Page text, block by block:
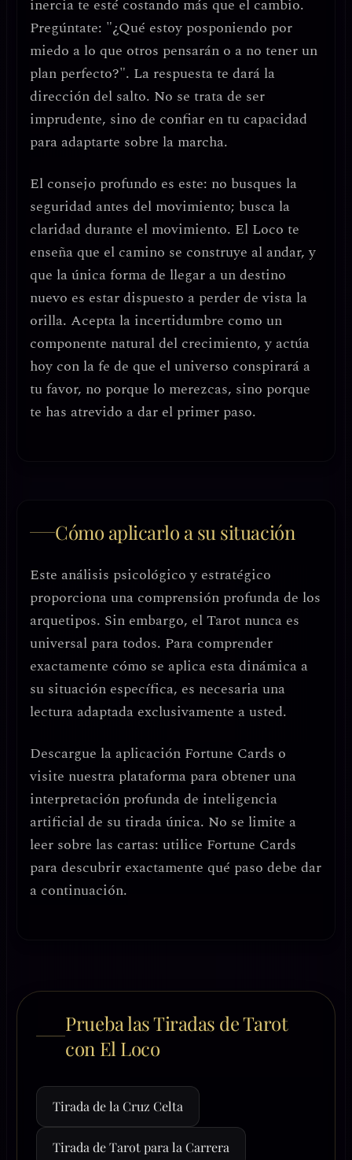
inercia te esté costando más que el cambio.
Pregúntate: "¿Qué estoy posponiendo por
miedo a lo que otros pensarán o a no tener un
plan perfecto?". La respuesta te dará la
dirección del salto. No se trata de ser
imprudente, sino de confiar en tu capacidad
para adaptarte sobre la marcha.
El consejo profundo es este: no busques la
seguridad antes del movimiento; busca la
claridad durante el movimiento. El Loco te
enseña que el camino se construye al andar, y
que la única forma de llegar a un destino
nuevo es estar dispuesto a perder de vista la
orilla. Acepta la incertidumbre como un
componente natural del crecimiento, y actúa
hoy con la fe de que el universo conspirará a
tu favor, no porque lo merezcas, sino porque
te has atrevido a dar el primer paso.
Cómo aplicarlo a su situación
Este análisis psicológico y estratégico
proporciona una comprensión profunda de los
arquetipos. Sin embargo, el Tarot nunca es
universal para todos. Para comprender
exactamente cómo se aplica esta dinámica a
su situación específica, es necesaria una
lectura adaptada exclusivamente a usted.
Descargue la aplicación Fortune Cards o
visite nuestra plataforma para obtener una
interpretación profunda de inteligencia
artificial de su tirada única. No se limite a
leer sobre las cartas: utilice Fortune Cards
para descubrir exactamente qué paso debe dar
a continuación.
Prueba las Tiradas de Tarot
con El Loco
Tirada de la Cruz Celta
Tirada de Tarot para la Carrera